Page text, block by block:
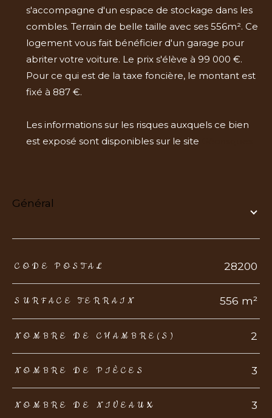
s'accompagne d'un espace de stockage dans les
combles. Terrain de belle taille avec ses 556m². Ce
logement vous fait bénéficier d'un garage pour
abriter votre voiture. Le prix s'élève à 99 000 €.
Pour ce qui est de la taxe foncière, le montant est
fixé à 887 €.
Les informations sur les risques auxquels ce bien
est exposé sont disponibles sur le site
général
TRAD_ZEPHYR_Caracteristique TRAD_ZEPHYR_Valeurs
CODE POSTAL 28200
SURFACE TERRAIN 556 m²
NOMBRE DE CHAMBRE(S) 2
NOMBRE DE PIÈCES 3
NOMBRE DE NIVEAUX 3